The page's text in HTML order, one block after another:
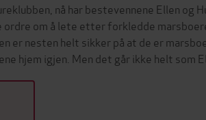
nå har bestevennene Ellen og
om å lete etter forkledde
er nesten helt sikker på at de er
hjem igjen. Men det går ikke helt som